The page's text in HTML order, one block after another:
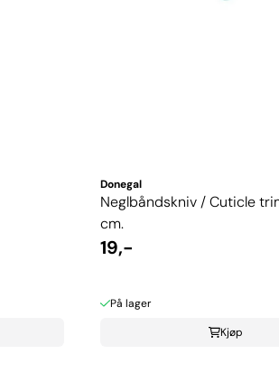
Donegal
Neglbåndskniv / Cuticle
cm.
19,-
På lager
Kjøp